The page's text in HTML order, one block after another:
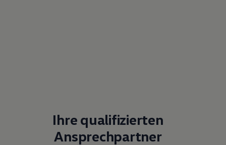
Ihre qualifizierten
Ansprechpartner